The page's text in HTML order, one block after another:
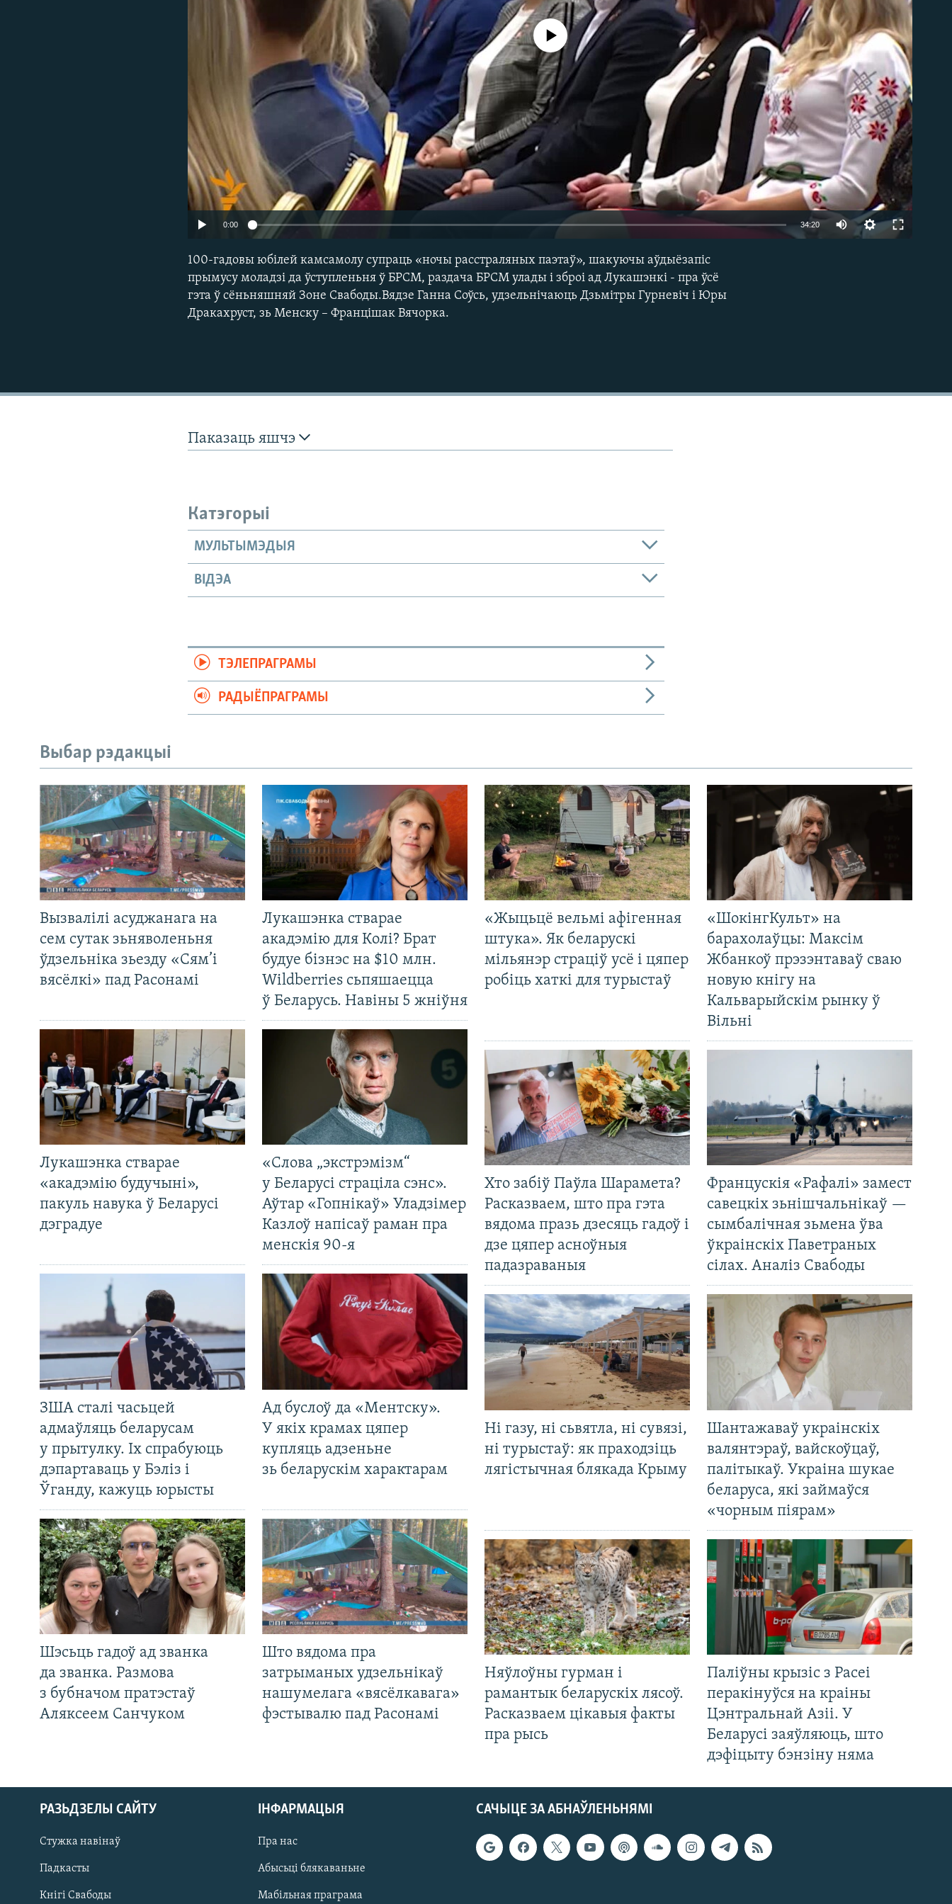
No media source currently available
0:00 34:20
100-гадовы юбілей камсамолу супраць «ночы расстраляных паэтаў», шакуючы аўдыёзапіс
прымусу моладзі да ўступленьня ў БРСМ, раздача БРСМ улады і зброі ад Лукашэнкі - пра ўсё
гэта ў сёньняшняй Зоне Свабоды.Вядзе Ганна Соўсь, удзельнічаюць Дзьмітры Гурневіч і Юры
Дракахруст, зь Менску – Францішак Вячорка.
Паказаць яшчэ
Катэгорыі
МУЛЬТЫМЭДЫЯ
ВІДЭА
ТЭЛЕПРАГРАМЫ
РАДЫЁПРАГРАМЫ
Выбар рэдакцыі
Вызвалілі асуджанага на
сем сутак зьняволеньня
ўдзельніка зьезду «Сям’і
вясёлкі» пад Расонамі
Лукашэнка стварае
акадэмію для Колі? Брат
будуе бізнэс на $10 млн.
Wildberries сьпяшаецца
ў Беларусь. Навіны 5 жніўня
Лукашэнка стварае
«акадэмію будучыні»,
пакуль навука ў Беларусі
дэградуе
«Слова „экстрэмізм“
у Беларусі страціла сэнс».
Аўтар «Гопнікаў» Уладзімер
Казлоў напісаў раман пра
менскія 90-я
ЗША сталі часьцей
адмаўляць беларусам
у прытулку. Іх спрабуюць
дэпартаваць у Бэліз і
Ўганду, кажуць юрысты
Ад буслоў да «Ментску».
У якіх крамах цяпер
купляць адзеньне
зь беларускім характарам
Шэсьць гадоў ад званка
да званка. Размова
з бубначом пратэстаў
Аляксеем Санчуком
Што вядома пра
затрыманых удзельнікаў
нашумелага «вясёлкавага»
фэстывалю пад Расонамі
«Жыцьцё вельмі афігенная
штука». Як беларускі
мільянэр страціў усё і цяпер
робіць хаткі для турыстаў
«ШокінгКульт» на
барахолаўцы: Максім
Жбанкоў прэзэнтаваў сваю
новую кнігу на
Кальварыйскім рынку ў
Вільні
Хто забіў Паўла Шарамета?
Расказваем, што пра гэта
вядома празь дзесяць гадоў і
дзе цяпер асноўныя
падазраваныя
Францускія «Рафалі» замест
савецкіх зьнішчальнікаў —
сымбалічная зьмена ўва
ўкраінскіх Паветраных
сілах. Аналіз Свабоды
Ні газу, ні сьвятла, ні сувязі,
ні турыстаў: як праходзіць
лягістычная блякада Крыму
Шантажаваў украінскіх
валянтэраў, вайскоўцаў,
палітыкаў. Украіна шукае
беларуса, які займаўся
«чорным піярам»
Няўлоўны гурман і
рамантык беларускіх лясоў.
Расказваем цікавыя факты
пра рысь
Паліўны крызіс з Расеі
перакінуўся на краіны
Цэнтральнай Азіі. У
Беларусі заяўляюць, што
дэфіцыту бэнзіну няма
САЧЫЦЕ ЗА АБНАЎЛЕНЬНЯМІ
РАЗЬДЗЕЛЫ САЙТУ
Стужка навінаў
Падкасты
Кнігі Свабоды
ІНФАРМАЦЫЯ
Пра нас
Абысьці блякаваньне
Мабільная праграма